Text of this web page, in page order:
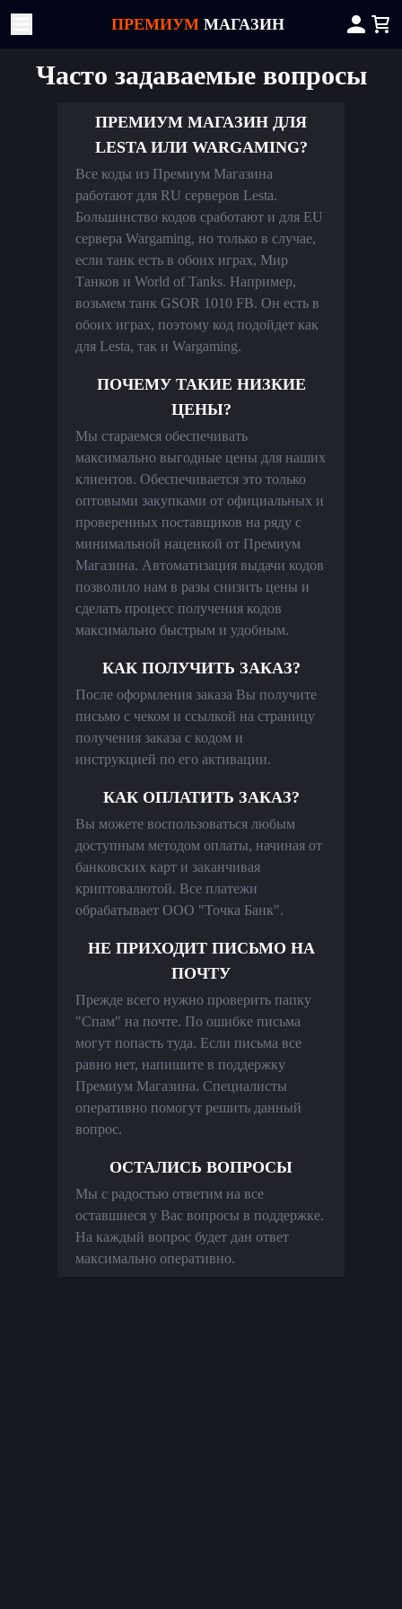
ПРЕМИУМ МАГАЗИН
Часто задаваемые вопросы
ПРЕМИУМ МАГАЗИН ДЛЯ
LESTA ИЛИ WARGAMING?
Все коды из Премиум Магазина
работают для RU серверов Lesta.
Большинство кодов сработают и для EU
сервера Wargaming, но только в случае,
если танк есть в обоих играх, Мир
Танков и World of Tanks. Например,
возьмем танк GSOR 1010 FB. Он есть в
обоих играх, поэтому код подойдет как
для Lesta, так и Wargaming.
ПОЧЕМУ ТАКИЕ НИЗКИЕ
ЦЕНЫ?
Мы стараемся обеспечивать
максимально выгодные цены для наших
клиентов. Обеспечивается это только
оптовыми закупками от официальных и
проверенных поставщиков на ряду с
минимальной наценкой от Премиум
Магазина. Автоматизация выдачи кодов
позволило нам в разы снизить цены и
сделать процесс получения кодов
максимально быстрым и удобным.
КАК ПОЛУЧИТЬ ЗАКАЗ?
После оформления заказа Вы получите
письмо с чеком и ссылкой на страницу
получения заказа с кодом и
инструкцией по его активации.
КАК ОПЛАТИТЬ ЗАКАЗ?
Вы можете воспользоваться любым
доступным методом оплаты, начиная от
банковских карт и заканчивая
криптовалютой. Все платежи
обрабатывает ООО "Точка Банк".
НЕ ПРИХОДИТ ПИСЬМО НА
ПОЧТУ
Прежде всего нужно проверить папку
"Спам" на почте. По ошибке письма
могут попасть туда. Если письма все
равно нет, напишите в поддержку
Премиум Магазина. Специалисты
оперативно помогут решить данный
вопрос.
ОСТАЛИСЬ ВОПРОСЫ
Мы с радостью ответим на все
оставшиеся у Вас вопросы в поддержке.
На каждый вопрос будет дан ответ
максимально оперативно.